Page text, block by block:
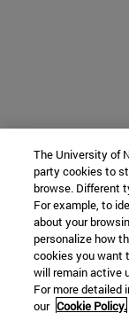
The University of
party cookies to
browse. Different
For example, to
about your
personalize how
cookies you want
will remain active
For more detailed
our Cookie Policy.